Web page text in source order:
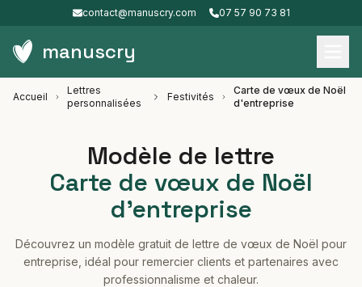
contact@manuscry.com 07 57 90 73 81
manuscry
Accueil
Lettres
personnalisées
Festivités
Carte de vœux de Noël
d'entreprise
Modèle de lettre
Carte de vœux de Noël
d'entreprise
Découvrez un modèle gratuit de lettre de vœux de Noël pour
entreprise, idéal pour remercier clients et partenaires avec
professionnalisme et chaleur.